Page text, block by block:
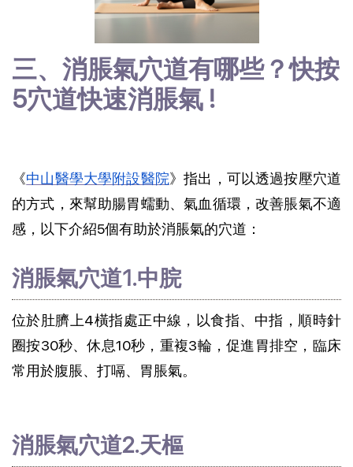
三、消脹氣穴道有哪些？快按
5穴道快速消脹氣 !
《中山醫學大學附設醫院》指出，可以透過按壓穴道
的方式，來幫助腸胃蠕動、氣血循環，改善脹氣不適
感，以下介紹5個有助於消脹氣的穴道：
消脹氣穴道1.中脘
位於肚臍上4橫指處正中線，以食指、中指，順時針
圈按30秒、休息10秒，重複3輪，促進胃排空，臨床
常用於腹脹、打嗝、胃脹氣。
消脹氣穴道2.天樞